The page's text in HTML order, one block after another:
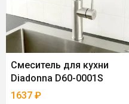
Смеситель для кухни
Diadonna D60-0001S
1637 ₽